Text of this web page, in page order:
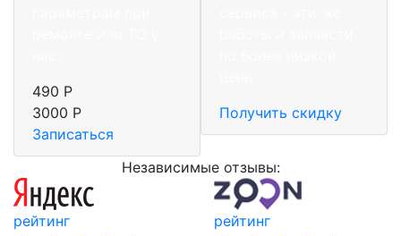
490 Р
3000 Р
Записаться
Получить скидку
Независимые отзывы:
рейтинг рейтинг